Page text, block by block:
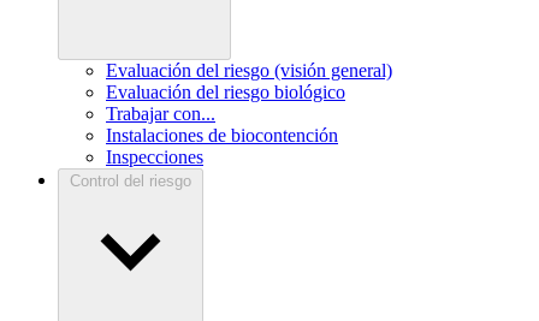
Evaluación del riesgo (visión general)
Evaluación del riesgo biológico
Trabajar con...
Instalaciones de biocontención
Inspecciones
Control del riesgo